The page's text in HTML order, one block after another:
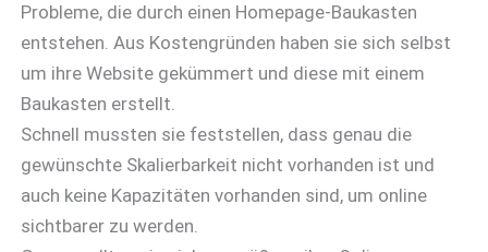
Probleme, die durch einen Homepage-Baukasten
entstehen. Aus Kostengründen haben sie sich selbst
um ihre Website gekümmert und diese mit einem
Baukasten erstellt.
Schnell mussten sie feststellen, dass genau die
gewünschte Skalierbarkeit nicht vorhanden ist und
auch keine Kapazitäten vorhanden sind, um online
sichtbarer zu werden.